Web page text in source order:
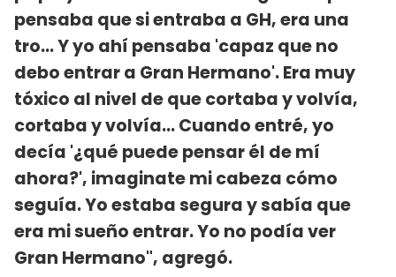
pensaba que si entraba a GH, era una
tro... Y yo ahí pensaba 'capaz que no
debo entrar a Gran Hermano'. Era muy
tóxico al nivel de que cortaba y volvía,
cortaba y volvía... Cuando entré, yo
decía '¿qué puede pensar él de mí
ahora?', imaginate mi cabeza cómo
seguía. Yo estaba segura y sabía que
era mi sueño entrar. Yo no podía ver
Gran Hermano", agregó.